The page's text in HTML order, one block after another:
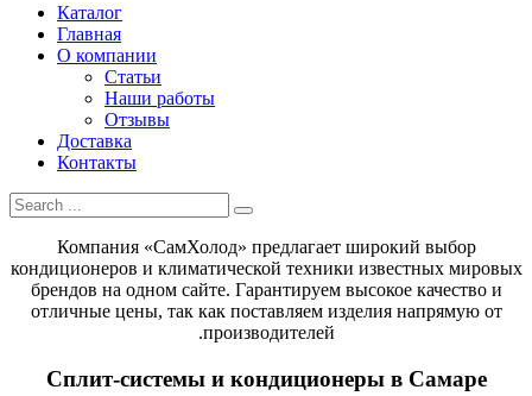
Каталог
Главная
О компании
Статьи
Наши работы
Отзывы
Доставка
Контакты
Компания «СамХолод» предлагает широкий выбор
кондиционеров и климатической техники известных мировых
брендов на одном сайте. Гарантируем высокое качество и
отличные цены, так как поставляем изделия напрямую от
производителей.
Сплит-системы и кондиционеры в Самаре